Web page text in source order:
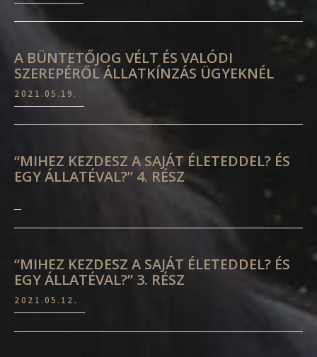
A BÜNTETŐJOG VÉLT ÉS VALÓDI
SZEREPÉRŐL ÁLLATKÍNZÁS ÜGYEKNÉL
2021.05.19.
“MIHEZ KEZDESZ A SAJÁT ÉLETEDDEL? ÉS
EGY ÁLLATÉVAL?” 4. RÉSZ
“MIHEZ KEZDESZ A SAJÁT ÉLETEDDEL? ÉS
EGY ÁLLATÉVAL?” 3. RÉSZ
2021.05.12.